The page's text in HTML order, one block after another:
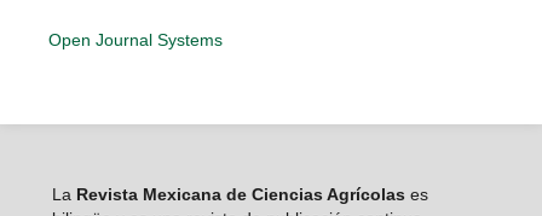
Open Journal Systems
La Revista Mexicana de Ciencias Agrícolas es